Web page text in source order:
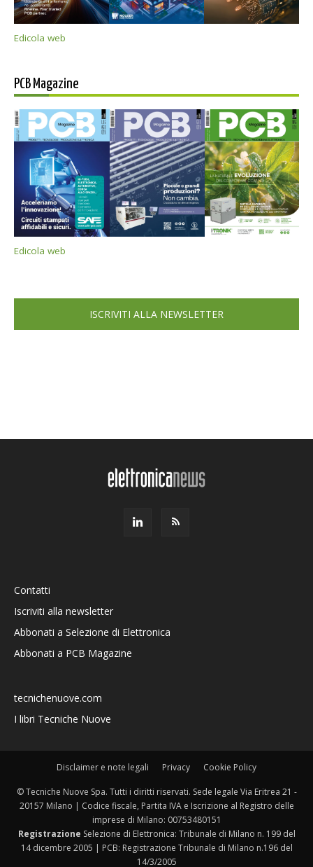
Edicola web
PCB Magazine
Edicola web
ISCRIVITI ALLA NEWSLETTER
Contatti
Iscriviti alla newsletter
Abbonati a Selezione di Elettronica
Abbonati a PCB Magazine
tecnichenuove.com
I libri Tecniche Nuove
Disclaimer e note legali Privacy Cookie Policy
© Tecniche Nuove Spa. Tutti i diritti riservati. Sede legale Via Eritrea 21 -
20157 Milano | Codice fiscale, Partita IVA e Iscrizione al Registro delle
imprese di Milano: 00753480151
Registrazione Selezione di Elettronica: Tribunale di Milano n. 199 del
14 dicembre 2005 | PCB: Registrazione Tribunale di Milano n.196 del
14/3/2005